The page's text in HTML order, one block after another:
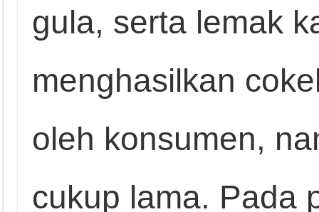
gula, serta lemak
menghasilkan
oleh konsumen,
cukup lama. Pada